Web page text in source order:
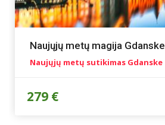
Naujųjų metų magija Gdanske
Naujųjų metų sutikimas Gdanske
279 €